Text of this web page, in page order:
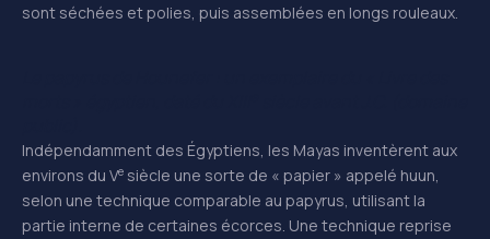
sont séchées et polies, puis assemblées en longs rouleaux.
Indépendamment des Égyptiens, les Mayas inventèrent aux
environs du Ve siècle une sorte de « papier » appelé huun,
selon une technique comparable au papyrus, utilisant la
partie interne de certaines écorces. Une technique reprise